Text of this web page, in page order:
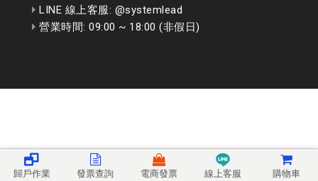
歸戶作業 發票查詢 電商發票 線上客服 購物車
LINE 線上客服: @systemlead
營業時間: 09:00 ~ 18:00 (非假日)